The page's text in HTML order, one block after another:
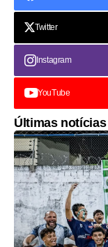
Twitter
Instagram
YouTube
Últimas notícias